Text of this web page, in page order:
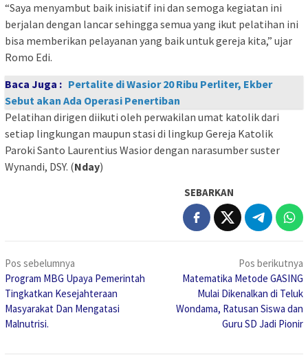
“Saya menyambut baik inisiatif ini dan semoga kegiatan ini
berjalan dengan lancar sehingga semua yang ikut pelatihan ini
bisa memberikan pelayanan yang baik untuk gereja kita,” ujar
Romo Edi.
Baca Juga : Pertalite di Wasior 20 Ribu Perliter, Ekber
Sebut akan Ada Operasi Penertiban
Pelatihan dirigen diikuti oleh perwakilan umat katolik dari
setiap lingkungan maupun stasi di lingkup Gereja Katolik
Paroki Santo Laurentius Wasior dengan narasumber suster
Wynandi, DSY. (Nday)
SEBARKAN
Navigasi
pos
Pos sebelumnya
Program MBG Upaya Pemerintah
Tingkatkan Kesejahteraan
Masyarakat Dan Mengatasi
Malnutrisi.
Pos berikutnya
Matematika Metode GASING
Mulai Dikenalkan di Teluk
Wondama, Ratusan Siswa dan
Guru SD Jadi Pionir